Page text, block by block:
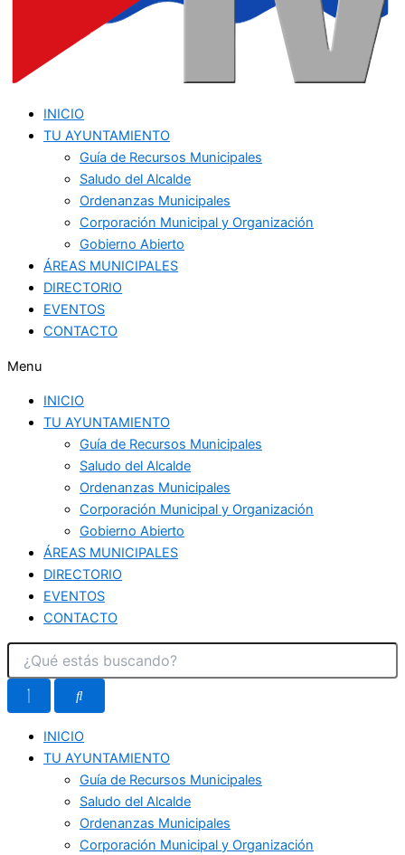
INICIO
TU AYUNTAMIENTO
Guía de Recursos Municipales
Saludo del Alcalde
Ordenanzas Municipales
Corporación Municipal y Organización
Gobierno Abierto
ÁREAS MUNICIPALES
DIRECTORIO
EVENTOS
CONTACTO
Menu
INICIO
TU AYUNTAMIENTO
Guía de Recursos Municipales
Saludo del Alcalde
Ordenanzas Municipales
Corporación Municipal y Organización
Gobierno Abierto
ÁREAS MUNICIPALES
DIRECTORIO
EVENTOS
CONTACTO
INICIO
TU AYUNTAMIENTO
Guía de Recursos Municipales
Saludo del Alcalde
Ordenanzas Municipales
Corporación Municipal y Organización